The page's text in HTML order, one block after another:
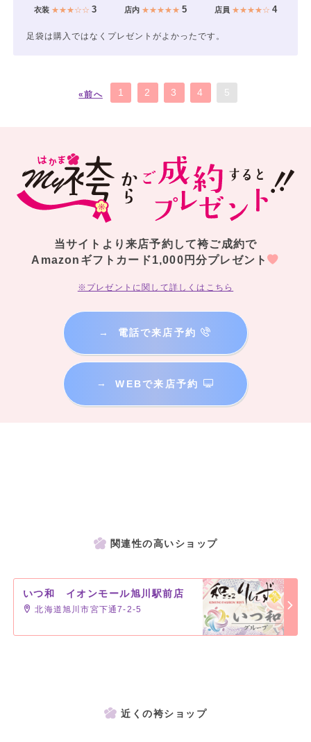
衣装★★★☆☆ 3 店内★★★★★ 5 店員 ★★★★☆4
足袋は購入ではなくプレゼントがよかったです。
«前へ 1 2 3 4 5
当サイトより来店予約して袴ご成約で
Amazonギフトカード1,000円分プレゼント
※プレゼントに関して詳しくはこちら
→ 電話で来店予約
→ WEBで来店予約
関連性の高いショップ
いつ和 イオンモール旭川駅前店
北海道旭川市宮下通7-2-5
近くの袴ショップ